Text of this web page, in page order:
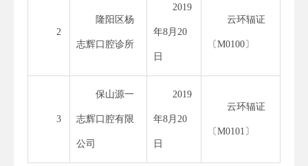
2
隆阳区杨
志辉口腔诊所
2019
年8月20
日
云环辐证
〔M0100〕
3
保山源一
志辉口腔有限
公司
2019
年8月20
日
云环辐证
〔M0101〕